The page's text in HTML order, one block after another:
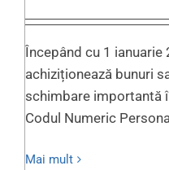
Începând cu 1 ianuarie
achiziționează bunuri
schimbare importantă
Codul Numeric
Mai mult